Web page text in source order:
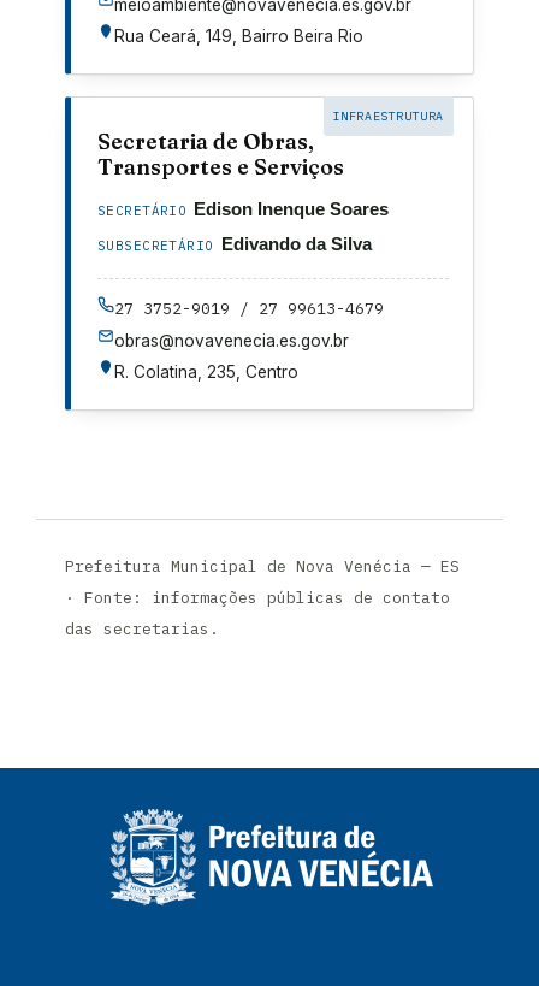
meioambiente@novavenecia.es.gov.br
Rua Ceará, 149, Bairro Beira Rio
INFRAESTRUTURA
Secretaria de Obras,
Transportes e Serviços
SECRETÁRIO Edison Inenque Soares
SUBSECRETÁRIO Edivando da Silva
27 3752-9019 / 27 99613-4679
obras@novavenecia.es.gov.br
R. Colatina, 235, Centro
Prefeitura Municipal de Nova Venécia — ES
· Fonte: informações públicas de contato
das secretarias.